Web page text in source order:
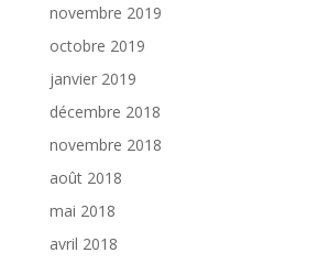
novembre 2019
octobre 2019
janvier 2019
décembre 2018
novembre 2018
août 2018
mai 2018
avril 2018